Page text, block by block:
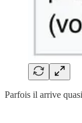
Parfois il arrive